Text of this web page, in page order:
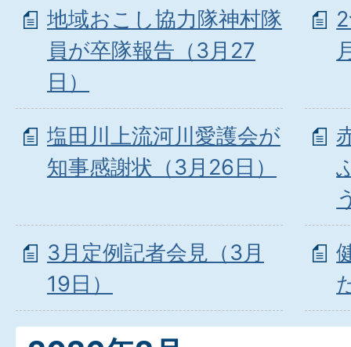
地域おこし協力隊神村隊
員が卒隊報告（3月27
日）
塩田川上流河川愛護会が
知事感謝状（3月26日）
3月定例記者会見（3月
19日）